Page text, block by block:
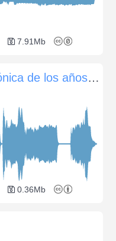
7.91Mb
Caja registradora electrónica de los años 80 (pulsar botones, abrir y cerrar)
0.36Mb